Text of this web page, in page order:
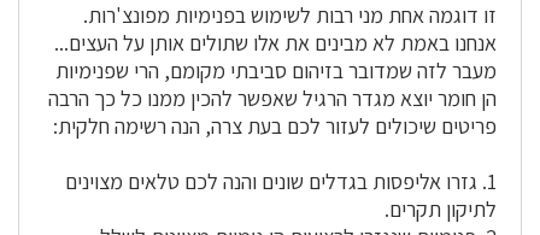
זו דוגמה אחת מני רבות לשימוש בפנימיות מפונצ'רות.
אנחנו באמת לא מבינים את אלו שתולים אותן על העצים...
מעבר לזה שמדובר בזיהום סביבתי מקומם, הרי שפנימיות
הן חומר יוצא מגדר הרגיל שאפשר להכין ממנו כל כך הרבה
פריטים שיכולים לעזור לכם בעת צרה, הנה רשימה חלקית:
1. גזרו אליפסות בגדלים שונים והנה לכם טלאים מצוינים
לתיקון תקרים.